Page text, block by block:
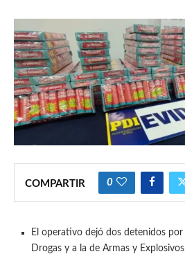
COMPARTIR 0
El operativo dejó dos detenidos
Drogas y a la de Armas y